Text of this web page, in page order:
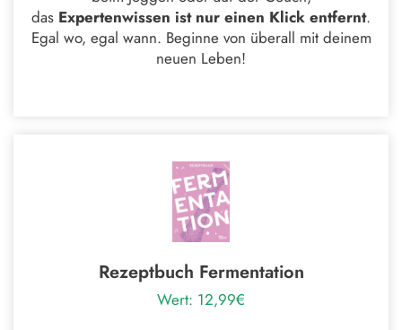
das Expertenwissen ist nur einen Klick entfernt.
Egal wo, egal wann. Beginne von überall mit deinem
neuen Leben!
Rezeptbuch Fermentation
Wert: 12,99€